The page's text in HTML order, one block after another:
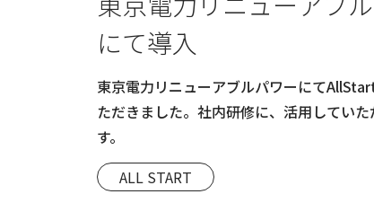
にて導入
東京電力リニューアブルパワーにて
ただきました。社内研修に、活用していた
す。
ALL START